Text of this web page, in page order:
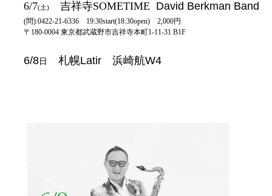
6/7(土) 吉祥寺SOMETIME David Berkman Band
(問):0422-21-6336 19:30start(18:30open) 2,000円
〒180-0004 東京都武蔵野市吉祥寺本町1-11-31 B1F
6/8 日 札幌Latir 浜崎航W4